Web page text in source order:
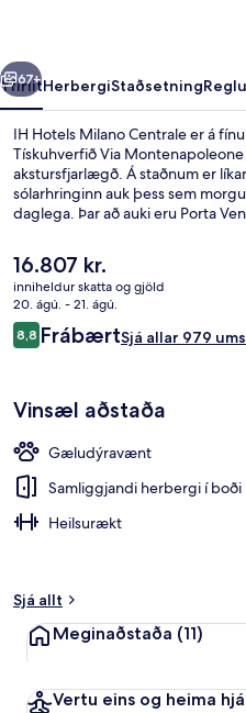
Næsta
67+
YfirlitHerbergiStaðsetning
IH Hotels Milano Centrale er á
Tískuhverfið Via
akstursfjarlægð. Á staðnum er
sólarhringinn auk þess sem
daglega. Þar að auki eru Porta
meðal helstu kosta gististaðarins
langt að fara til að komast í
mínútna göngufjarlægð og Via
mínútna.
Núverandi
verð
er
16.807 kr.
16.807 kr.
inniheldur skatta og gjöld
20. ágú. - 21. ágú.
Umsagnir
8,88,8 af 10
FrábærtSjá allar 979
Vinsæl aðstaða
Gæludýravænt
Samliggjandi herbergi í boði
Heilsurækt
Sjá allt
Meginaðstaða (11)
Vertu eins og heima